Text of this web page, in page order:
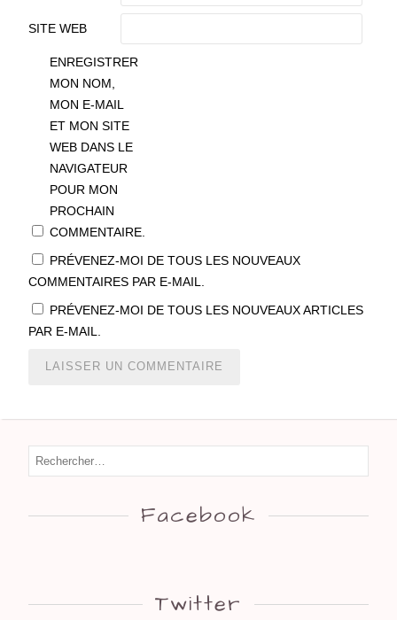
SITE WEB
ENREGISTRER
MON NOM,
MON E-MAIL
ET MON SITE
WEB DANS LE
NAVIGATEUR
POUR MON
PROCHAIN
COMMENTAIRE.
PRÉVENEZ-MOI DE TOUS LES NOUVEAUX
COMMENTAIRES PAR E-MAIL.
PRÉVENEZ-MOI DE TOUS LES NOUVEAUX ARTICLES
PAR E-MAIL.
Facebook
Twitter